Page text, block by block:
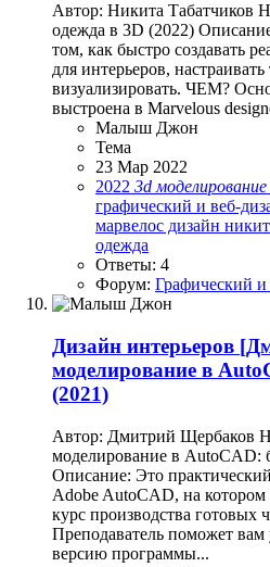
Автор: Никита Табатчиков
одежда в 3D (2022)
том, как быстро создавать
для интерьеров,
визуализировать. ЧЕМ?
выстроена в Marvelous
Малыш Джон
Тема
23 Мар 2022
2022 3d моделирование
графический и веб-
марвелос дизайн
одежда
Ответы: 4
Форум: Графический и
Дизайн интерьеров
моделирование в
(2021)
Автор: Дмитрий Щербаков
моделирование в AutoCAD:
Описание: Это
Adobe AutoCAD, на
курс производства готовых
Преподаватель поможет вам
версию программы...